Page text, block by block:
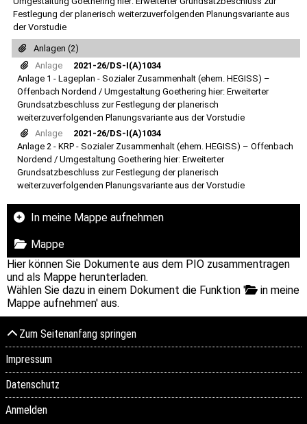
Festlegung der planerisch weiterzuverfolgenden Planungsvariante aus
der Vorstudie
Anlagen (2)
Anlage
2021-26/DS-I(A)1034
Anlage 1 - Lageplan - Sozialer Zusammenhalt (ehem. HEGISS) –
Offenbach Nordend / Umgestaltung Goethering hier: Erweiterter
Grundsatzbeschluss zur Festlegung der planerisch
weiterzuverfolgenden Planungsvariante aus der Vorstudie
Anlage
2021-26/DS-I(A)1034
Anlage 2 - KRP - Sozialer Zusammenhalt (ehem. HEGISS) – Offenbach
Nordend / Umgestaltung Goethering hier: Erweiterter
Grundsatzbeschluss zur Festlegung der planerisch
weiterzuverfolgenden Planungsvariante aus der Vorstudie
In meine Mappe aufnehmen
Mappe
Hier können Sie Dokumente aus dem PIO zusammentragen
und als Mappe herunterladen.
Wählen Sie dazu in einem Dokument die Funktion '
in meine
Mappe aufnehmen' aus.
Zum Seitenanfang springen
Impressum
Datenschutz
Anmelden